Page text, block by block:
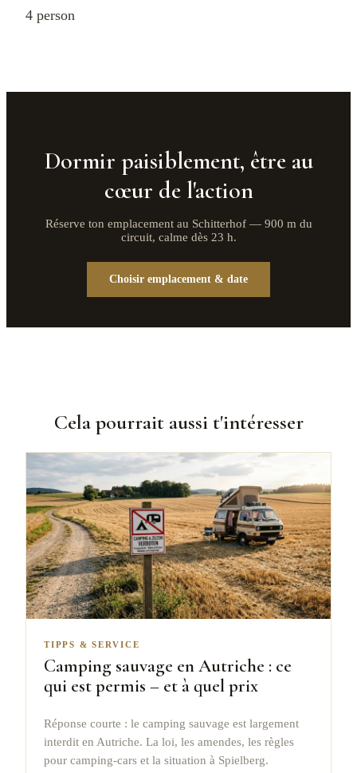
4 person
Dormir paisiblement, être au
cœur de l'action
Réserve ton emplacement au Schitterhof — 900 m du
circuit, calme dès 23 h.
Choisir emplacement & date
Cela pourrait aussi t'intéresser
TIPPS & SERVICE
Camping sauvage en Autriche : ce
qui est permis – et à quel prix
Réponse courte : le camping sauvage est largement
interdit en Autriche. La loi, les amendes, les règles
pour camping-cars et la situation à Spielberg.